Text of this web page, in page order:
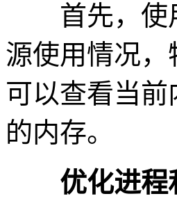
首先，使用
源使用情况
可以查看当
的内存。
优化进程